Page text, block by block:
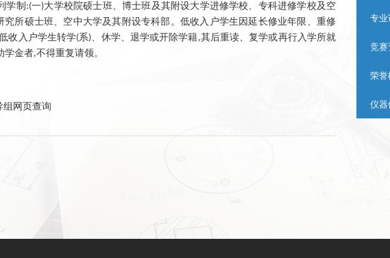
学制 :(一)大学校院硕士班、博士班及其附设大学进修学校、专科进修学校及空
究所硕士班、空中大学及其附设专科部。低收入户学生因延长修业年限、重修
收入户学生转学(系)、休学、退学或开除学籍,其后重读、复学或再行入学所就
学金者,不得重复请领。
组网页查询
专业
竞赛
荣誉
仪器